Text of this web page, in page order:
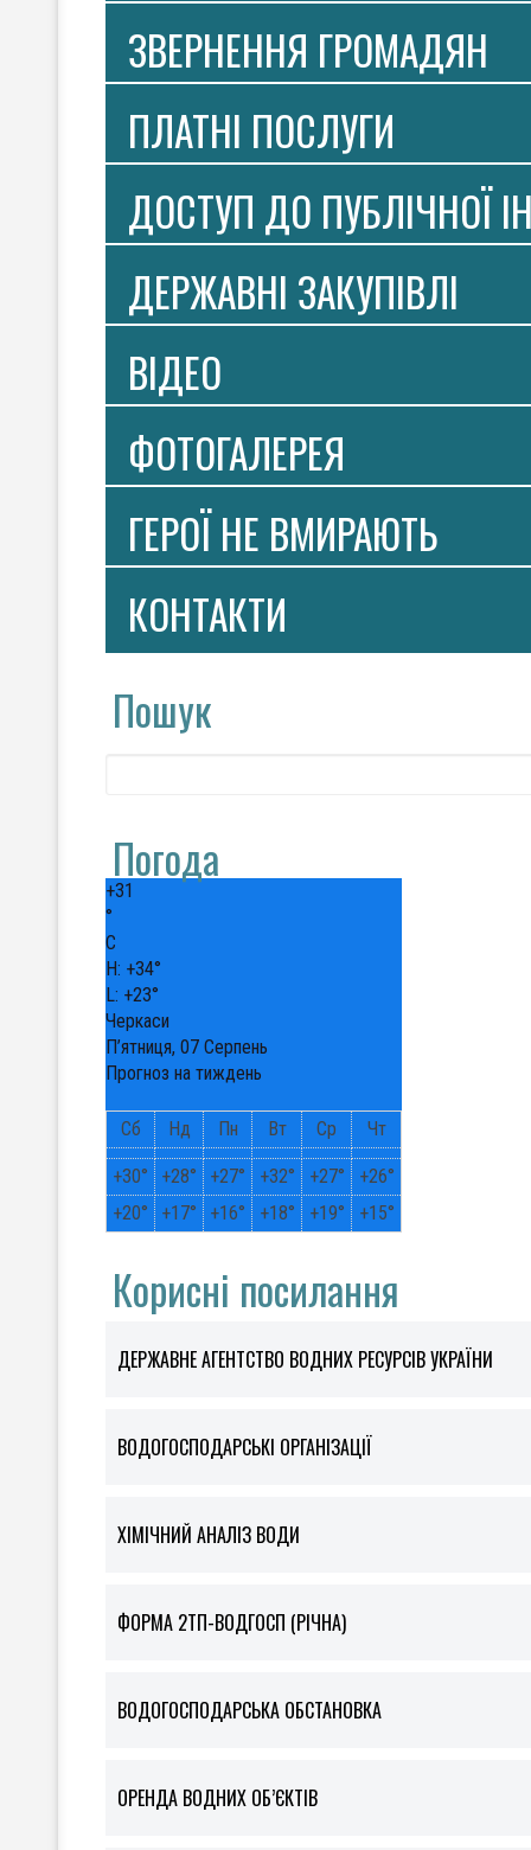
ЗВЕРНЕННЯ ГРОМАДЯН
ПЛАТНI ПОСЛУГИ
ДОСТУП ДО ПУБЛІЧНОЇ
ДЕРЖАВНІ ЗАКУПІВЛІ
ВIДЕО
ФОТОГАЛЕРЕЯ
ГЕРОЇ НЕ ВМИРАЮТЬ
КОНТАКТИ
Пошук
Погода
+31
°
C
H: +34°
L: +23°
Черкаси
П’ятниця, 07 Серпень
Прогноз на тиждень
Сб Нд Пн Вт Ср Чт
+30° +28° +27° +32° +27° +26°
+20° +17° +16° +18° +19° +15°
Корисні посилання
ДЕРЖАВНЕ АГЕНТСТВО ВОДНИХ РЕСУРСІВ УКРАЇНИ
ВОДОГОСПОДАРСЬКІ ОРГАНІЗАЦІЇ
ХІМІЧНИЙ АНАЛІЗ ВОДИ
ФOРМА 2ТП-ВОДГОСП (РІЧНА)
ВОДОГОСПОДАРСЬКА ОБСТАНОВКА
ОРЕНДА ВОДНИХ ОБ’ЄКТІВ